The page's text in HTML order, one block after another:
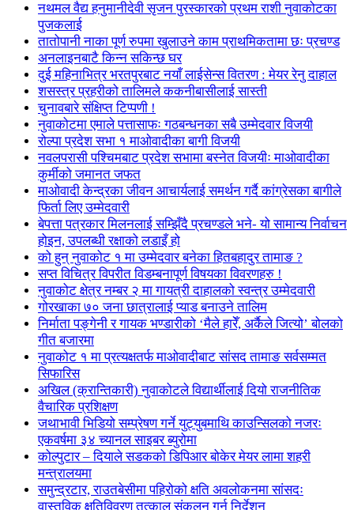
नथमल वैद्य हनुमानीदेवी सृजन पुरस्कारको प्रथम राशी नुवाकोटका
पुजकलाई
तातोपानी नाका पूर्ण रुपमा खुलाउने काम प्राथमिकतामा छः प्रचण्ड
अनलाइनबाटै किन्न सकिन्छ घर
दुई महिनाभित्र भरतपुरबाट नयाँ लाईसेन्स वितरण : मेयर रेनु दाहाल
शसस्त्र प्रहरीको तालिमले ककनीबासीलाई सास्ती
चुनावबारे संक्षिप्त टिप्पणी !
नुवाकोटमा एमाले पत्तासाफः गठबन्धनका सबै उम्मेदवार विजयी
रोल्पा प्रदेश सभा १ माओवादीका बागी विजयी
नवलपरासी पश्चिमबाट प्रदेश सभामा बस्नेत विजयीः माओवादीका
कुर्मीको जमानत जफत
माओवादी केन्द्रका जीवन आचार्यलाई समर्थन गर्दै कांग्रेसका बागीले
फिर्ता लिए उम्मेदवारी
बेपत्ता पत्रकार मिलनलाई सम्झिँदै प्रचण्डले भने- यो सामान्य निर्वाचन
होइन, उपलब्धी रक्षाको लडाइँ हो
को हुन् नुवाकोट १ मा उम्मेदवार बनेका हितबहादुर तामाङ ?
सप्त विचित्र विपरीत विडम्बनापूर्ण विषयका विवरणहरु !
नुवाकोट क्षेत्र नम्बर २ मा गायत्री दाहालको स्वन्त्र उम्मेदवारी
गोरखाका ७० जना छात्रालाई प्याड बनाउने तालिम
निर्माता पङ्गेनी र गायक भण्डारीको ‘मैले हारेँ, अर्कैले जित्यो’ बोलको
गीत बजारमा
नुवाकोट १ मा प्रत्यक्षतर्फ माओवादीबाट सांसद तामाङ सर्वसम्मत
सिफारिस
अखिल (क्रान्तिकारी) नुवाकोटले विद्यार्थीलाई दियो राजनीतिक
वैचारिक प्रशिक्षण
जथाभावी भिडियो सम्प्रेषण गर्ने युट्युबमाथि काउन्सिलको नजरः
एकवर्षमा ३४ च्यानल साइबर ब्युरोमा
कोल्पुटार – दियाले सडकको डिपिआर बोकेर मेयर लामा शहरी
मन्त्रालयमा
समुन्द्रटार, राउतबेसीमा पहिरोको क्षति अवलोकनमा सांसदः
वास्तविक क्षतिविवरण तत्काल संकलन गर्न निर्देशन